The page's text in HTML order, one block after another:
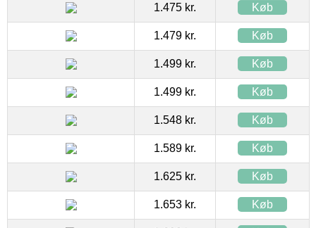
1.475 kr. Køb
1.479 kr. Køb
1.499 kr. Køb
1.499 kr. Køb
1.548 kr. Køb
1.589 kr. Køb
1.625 kr. Køb
1.653 kr. Køb